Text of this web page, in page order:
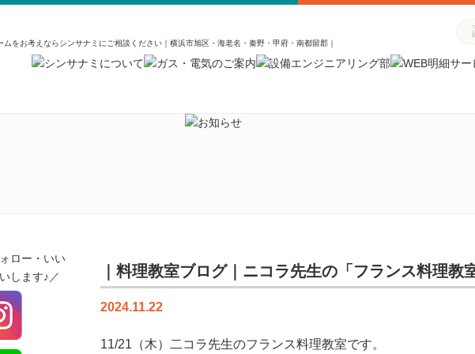
をお考えならシンサナミにご相談ください｜横浜市旭区・海老名・秦野・甲府・南都留郡｜
｜料理教室ブログ｜ニコラ先生の「フランス料理教
2024.11.22
11/21（木）二コラ先生のフランス料理教室です。
ロー・いい
します♪／